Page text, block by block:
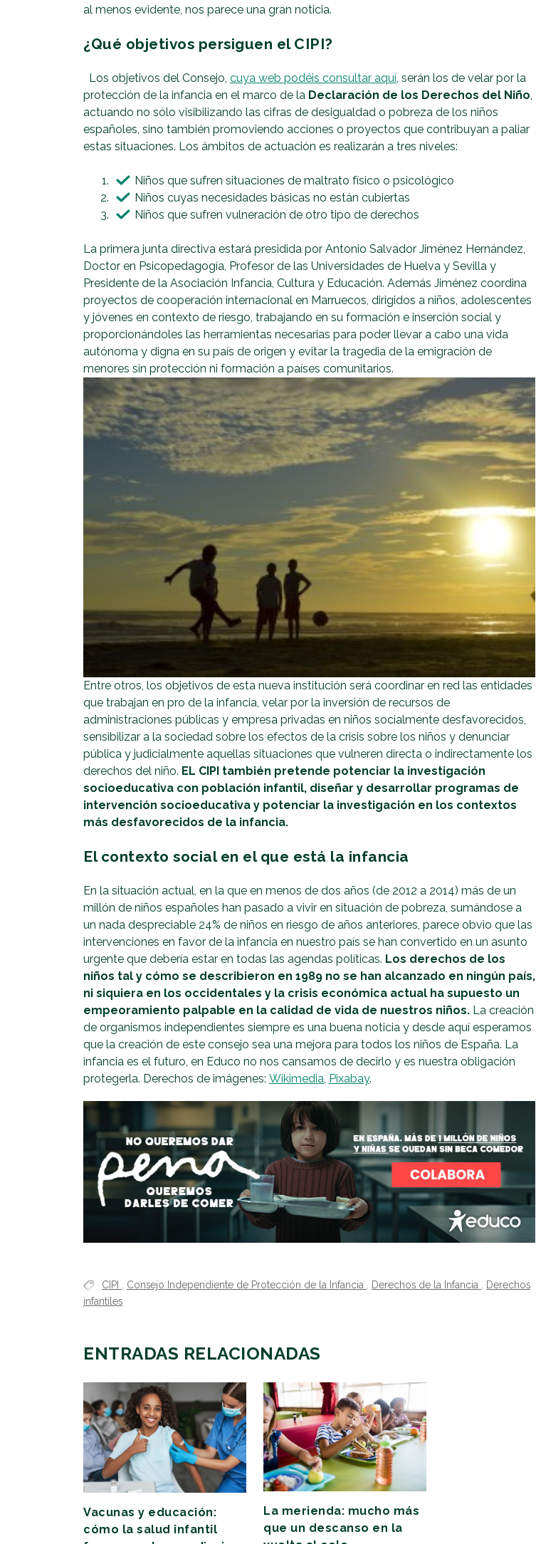
al menos evidente, nos parece una gran noticia.
¿Qué objetivos persiguen el CIPI?
Los objetivos del Consejo, cuya web podéis consultar aquí, serán los de velar por la
protección de la infancia en el marco de la Declaración de los Derechos del Niño,
actuando no sólo visibilizando las cifras de desigualdad o pobreza de los niños
españoles, sino también promoviendo acciones o proyectos que contribuyan a paliar
estas situaciones. Los ámbitos de actuación es realizarán a tres niveles:
Niños que sufren situaciones de maltrato físico o psicológico
Niños cuyas necesidades básicas no están cubiertas
Niños que sufren vulneración de otro tipo de derechos
La primera junta directiva estará presidida por Antonio Salvador Jiménez Hernández,
Doctor en Psicopedagogía, Profesor de las Universidades de Huelva y Sevilla y
Presidente de la Asociación Infancia, Cultura y Educación. Además Jiménez coordina
proyectos de cooperación internacional en Marruecos, dirigidos a niños, adolescentes
y jóvenes en contexto de riesgo, trabajando en su formación e inserción social y
proporcionándoles las herramientas necesarias para poder llevar a cabo una vida
autónoma y digna en su país de origen y evitar la tragedia de la emigración de
menores sin protección ni formación a países comunitarios.
Entre otros, los objetivos de esta nueva institución será coordinar en red las entidades
que trabajan en pro de la infancia, velar por la inversión de recursos de
administraciones públicas y empresa privadas en niños socialmente desfavorecidos,
sensibilizar a la sociedad sobre los efectos de la crisis sobre los niños y denunciar
pública y judicialmente aquellas situaciones que vulneren directa o indirectamente los
derechos del niño. EL CIPI también pretende potenciar la investigación
socioeducativa con población infantil, diseñar y desarrollar programas de
intervención socioeducativa y potenciar la investigación en los contextos
más desfavorecidos de la infancia.
El contexto social en el que está la infancia
En la situación actual, en la que en menos de dos años (de 2012 a 2014) más de un
millón de niños españoles han pasado a vivir en situación de pobreza, sumándose a
un nada despreciable 24% de niños en riesgo de años anteriores, parece obvio que las
intervenciones en favor de la infancia en nuestro país se han convertido en un asunto
urgente que debería estar en todas las agendas políticas. Los derechos de los
niños tal y cómo se describieron en 1989 no se han alcanzado en ningún país,
ni siquiera en los occidentales y la crisis económica actual ha supuesto un
empeoramiento palpable en la calidad de vida de nuestros niños. La creación
de organismos independientes siempre es una buena noticia y desde aquí esperamos
que la creación de este consejo sea una mejora para todos los niños de España. La
infancia es el futuro, en Educo no nos cansamos de decirlo y es nuestra obligación
protegerla. Derechos de imágenes: Wikimedia, Pixabay.
CIPI Consejo Independiente de Protección de la Infancia Derechos de la Infancia
Derechos
infantiles
ENTRADAS RELACIONADAS
Vacunas y educación:
cómo la salud infantil
La merienda: mucho más
que un descanso en la